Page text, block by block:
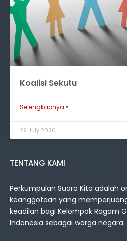
Koalisi Sekutu
Selengkapnya »
29 July 2026
TENTANG KAMI
Perkumpulan Suara Kita adalah
keanggotaan yang
keadilan bagi Kelompok Ragam
Indonesia sebagai warga negara.